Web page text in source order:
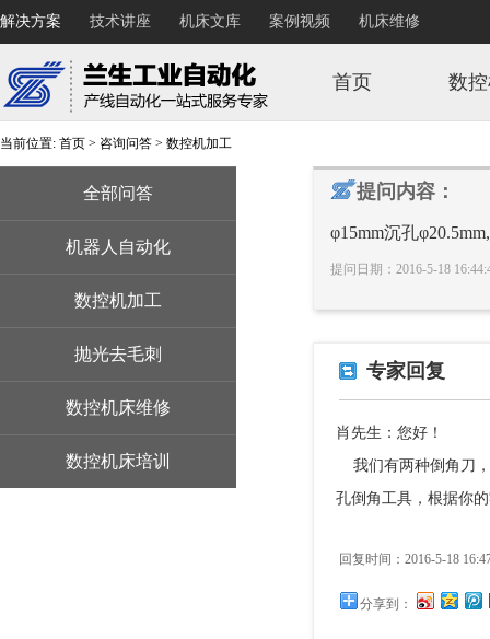
解决方案 技术讲座 机床文库 案例视频 机床维修
首页 数
当前位置: 首页 > 咨询问答 > 数控机加工
全部问答
机器人自动化
数控机加工
抛光去毛刺
数控机床维修
数控机床培训
提问内容：
φ15mm沉孔
提问日期：2016-5-18
专家回复
肖先生：您好！
我们有两种倒角刀，
孔倒角工具，根据你的
回复时间：2016-5-18
分享到：